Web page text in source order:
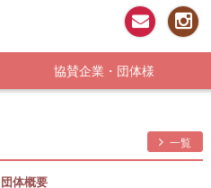
お問い合わ
協賛企業・団体様
一覧
団体概要